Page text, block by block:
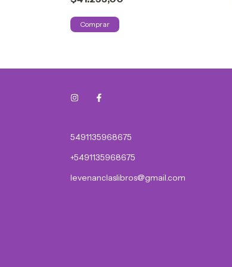
5491135968675
+5491135968675
levenanclaslibros@gmail.com